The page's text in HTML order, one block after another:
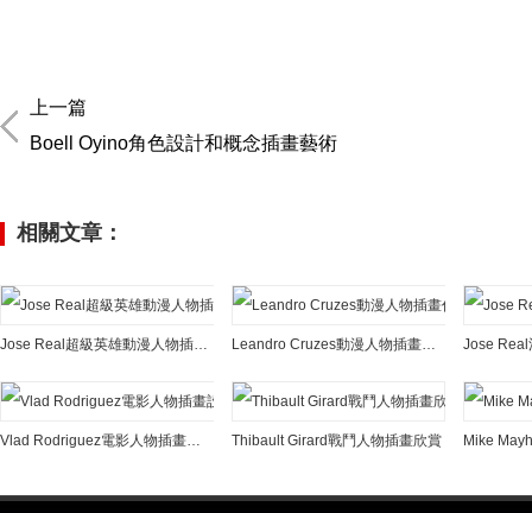
上一篇
Boell Oyino角色設計和概念插畫藝術
相關文章：
Jose Real超級英雄動漫人物插畫作品 Leandro Cruzes動漫人物插畫作品欣賞 Jose Real
Vlad Rodriguez電影人物插畫設計 Thibault Girard戰鬥人物插畫欣賞